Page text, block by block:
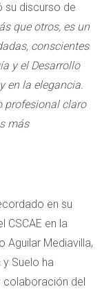
su discurso de
que otros, es un
conscientes
y el Desarrollo
en la elegancia.
profesional claro
más
en su
CSCAE en la
Aguilar Mediavilla,
Suelo ha
colaboración del